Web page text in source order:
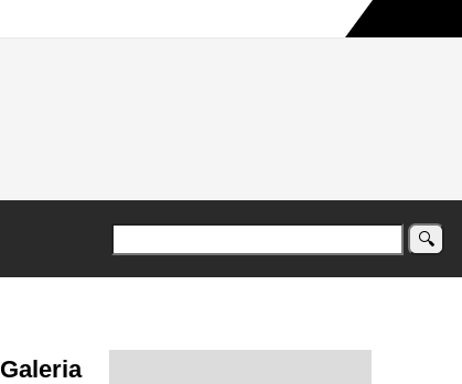
campanha humanitária já registrada no país
Galeria